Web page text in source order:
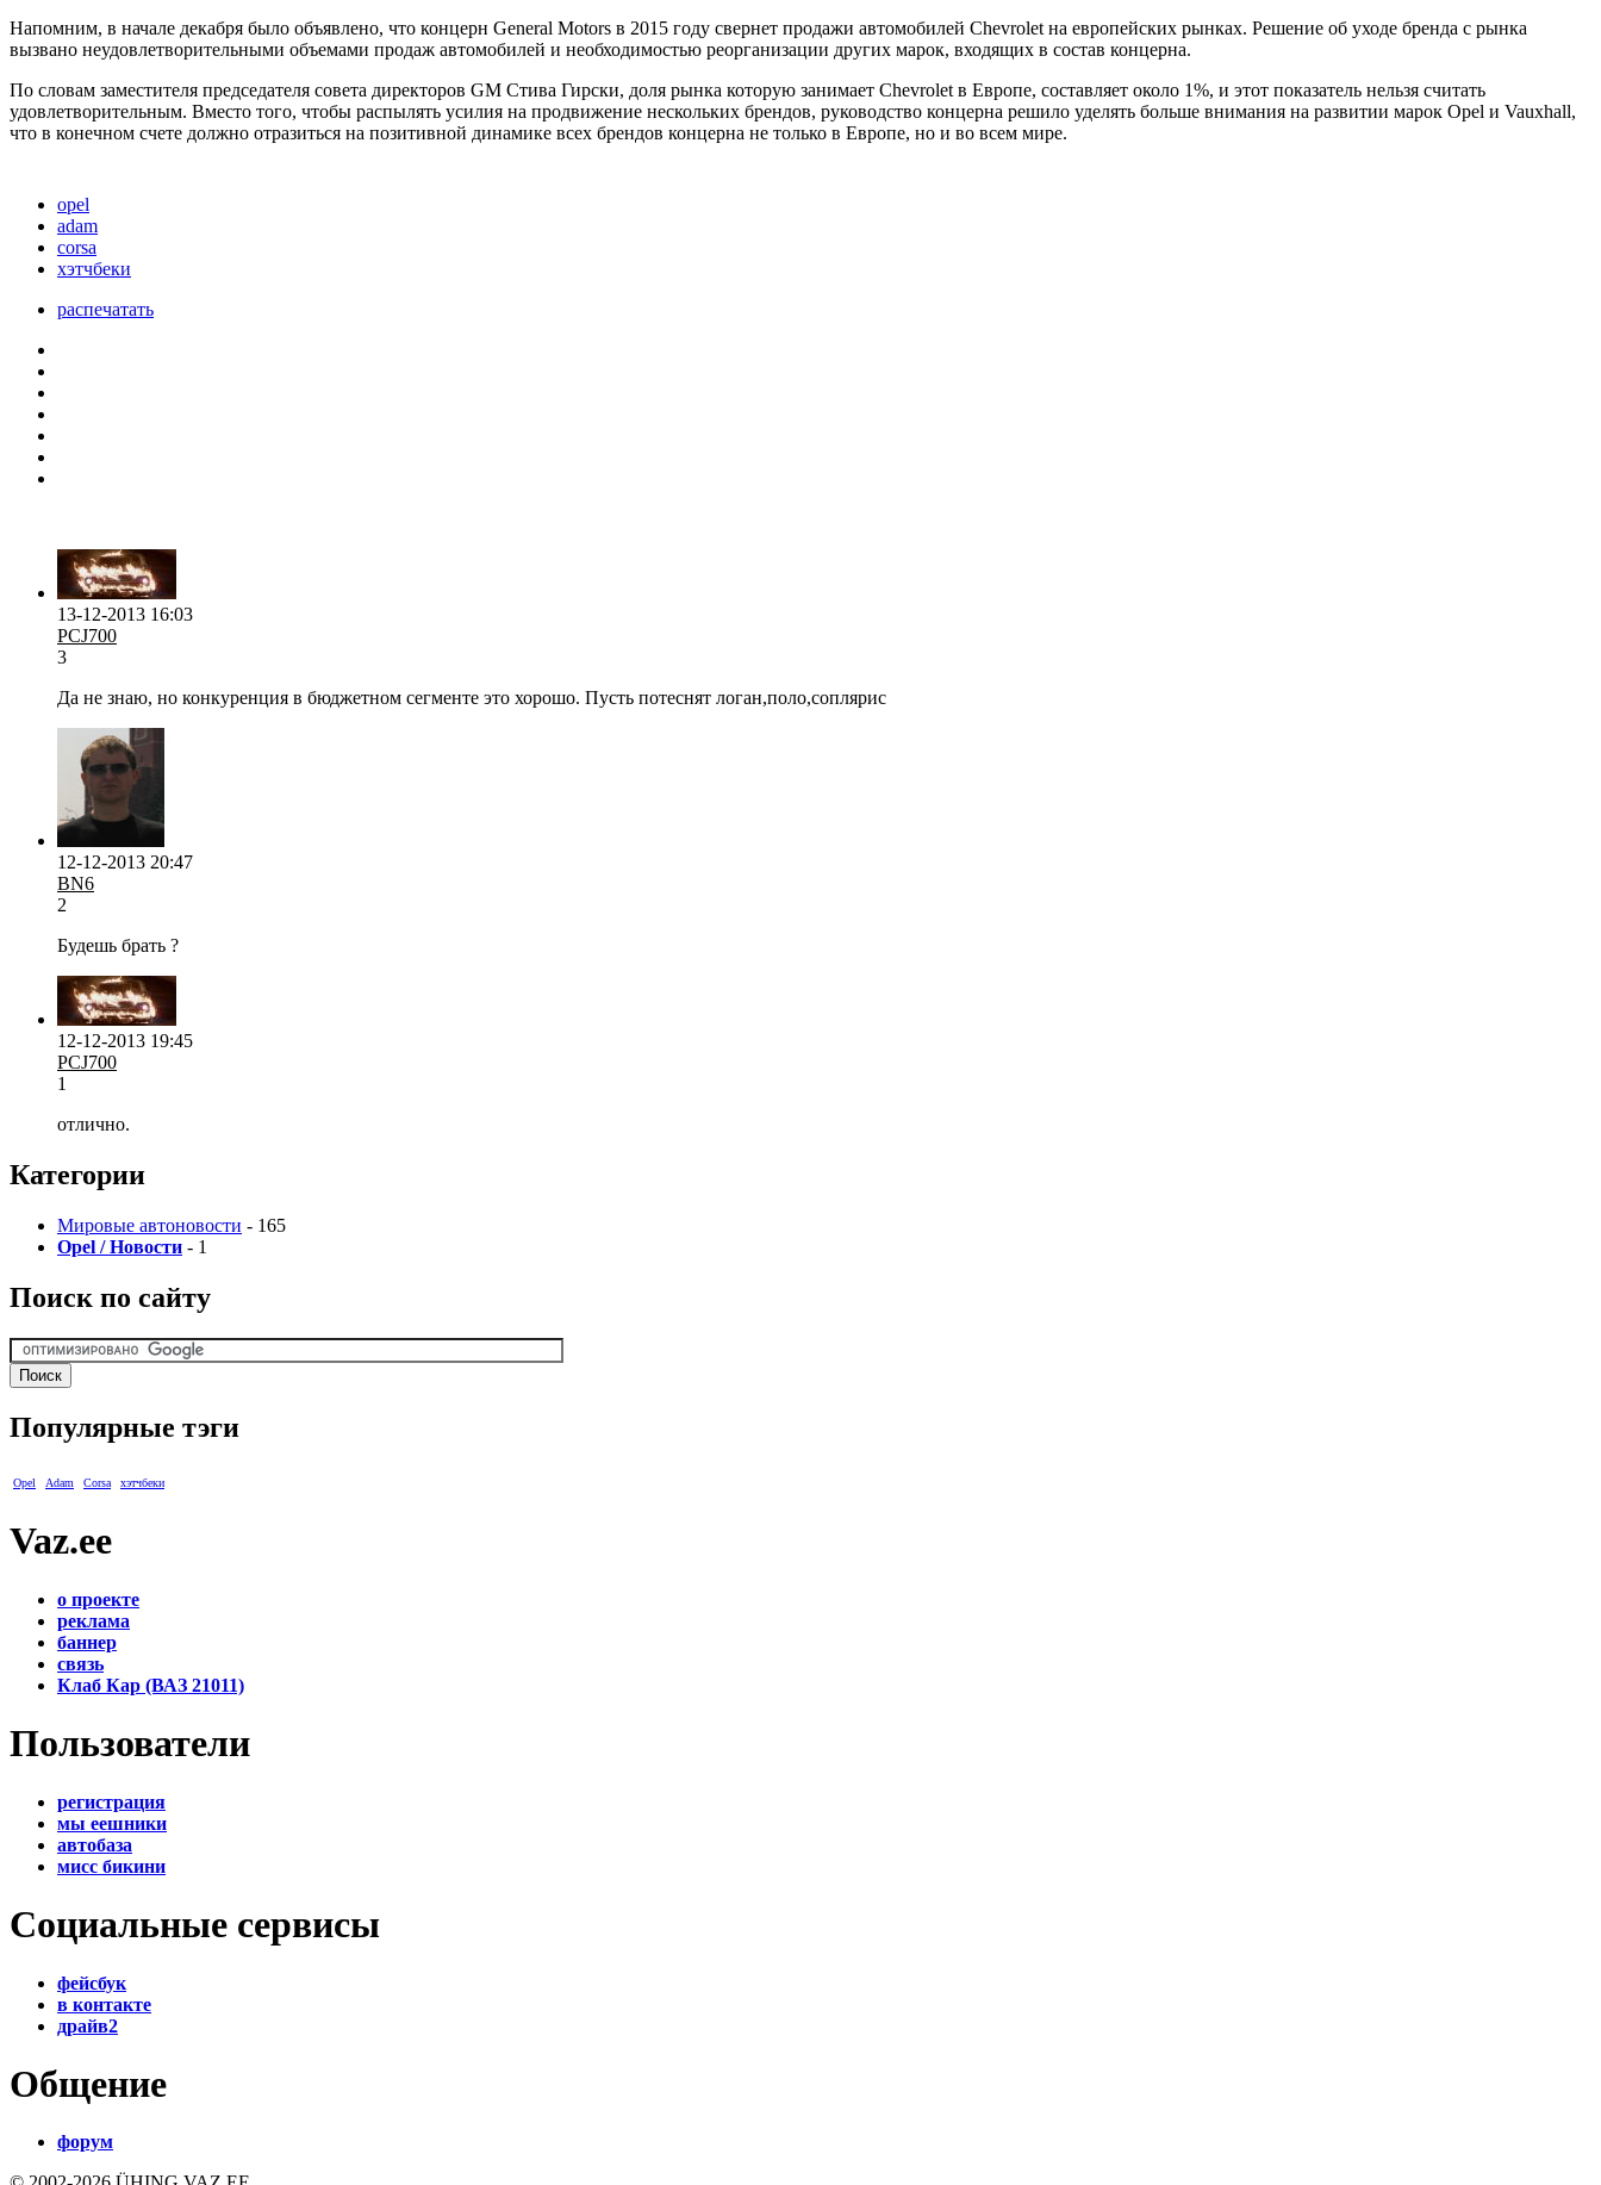
Напомним, в начале декабря было объявлено, что концерн General Motors в 2015 году свернет продажи автомобилей Chevrolet на европейских рынках. Решение об уходе бренда с рынка
вызвано неудовлетворительными объемами продаж автомобилей и необходимостью реорганизации других марок, входящих в состав концерна.
По словам заместителя председателя совета директоров GM Стива Гирски, доля рынка которую занимает Chevrolet в Европе, составляет около 1%, и этот показатель нельзя считать
удовлетворительным. Вместо того, чтобы распылять усилия на продвижение нескольких брендов, руководство концерна решило уделять больше внимания на развитии марок Opel и Vauxhall,
что в конечном счете должно отразиться на позитивной динамике всех брендов концерна не только в Европе, но и во всем мире.
opel
adam
corsa
хэтчбеки
распечатать
13-12-2013 16:03
PCJ700
3
Да не знаю, но конкуренция в бюджетном сегменте это хорошо. Пусть потеснят логан,поло,соплярис
12-12-2013 20:47
BN6
2
Будешь брать ?
12-12-2013 19:45
PCJ700
1
отлично.
Категории
Мировые автоновости - 165
Opel / Новости - 1
Поиск по сайту
Популярные тэги
Opel Adam Corsa хэтчбеки
Vaz.ee
о проекте
реклама
баннер
связь
Клаб Кар (ВАЗ 21011)
Пользователи
регистрация
мы еешники
автобаза
мисс бикини
Социальные сервисы
фейсбук
в контакте
драйв2
Общение
форум